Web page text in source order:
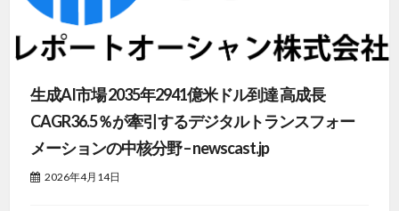
生成AI市場 2035年2941億米ドル到達 高成長
CAGR36.5％が牽引するデジタルトランスフォー
メーションの中核分野 – newscast.jp
2026年4月14日